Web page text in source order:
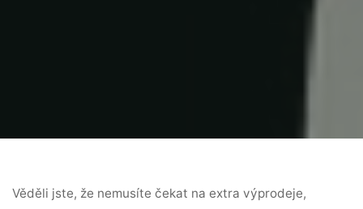
Věděli jste, že nemusíte čekat na extra výprodeje,